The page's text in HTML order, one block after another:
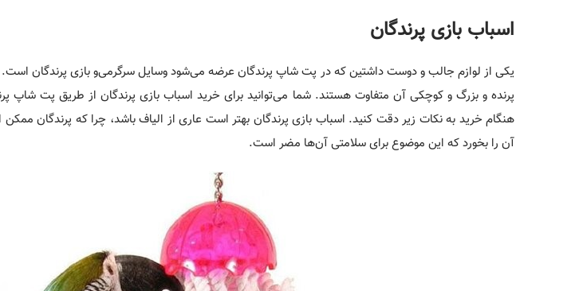
اسباب بازی پرندگان
یکی از لوازم جالب و دوست داشتین که در پت شاپ پرندگان عرضه می‌شود وسایل سرگرمی‌و بازی پرندگان است.
پرنده و بزرگ و کوچکی آن متفاوت هستند. شما می‌توانید برای خرید اسباب بازی پرندگان از طریق پت شاپ
هنگام خرید به نکات زیر دقت کنید. اسباب بازی پرندگان بهتر است عاری از الیاف باشد، چرا که پرندگان ممکن
آن را بخورد که این موضوع برای سلامتی آن‌ها مضر است.